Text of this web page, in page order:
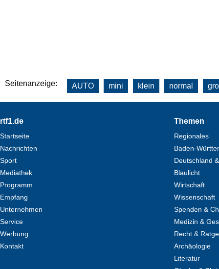
Seitenanzeige: AUTO mini klein normal
Footer
rtf1.de
Startseite
Nachrichten
Sport
Mediathek
Programm
Empfang
Unternehmen
Service
Werbung
Kontakt
Themen
Regionales
Baden-
Deutschland
Blaulicht
Wirtschaft
Wissenschaft
Spenden &
Medizin &
Recht &
Archäologie
Literatur